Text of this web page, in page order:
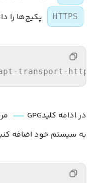
HTTPS پکیج‌ها را
transport -https
در ادامه کلیدGPG
به سیستم خود اضافه